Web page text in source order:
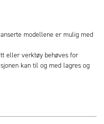
modellene er mulig med
eller verktøy behøves for
kan til og med lagres og